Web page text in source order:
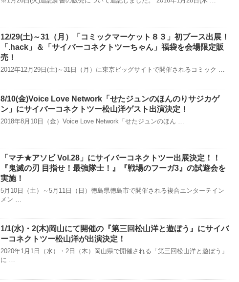
12/29(土)～31（月）「コミックマーケット８３」初ブース出展！
「.hack」＆「サイバーコネクトツーちゃん」福袋を会場限定販
売！
2012年12月29日(土)～31日（月）に東京ビッグサイトで開催されるコミック …
8/10(金)Voice Love Network「せたジュンのほんのりサジカゲ
ン」にサイバーコネクトツー松山洋ゲスト出演決定！
2018年8月10日（金）Voice Love Network「せたジュンのほん …
「マチ★アソビ Vol.28」にサイバーコネクトツー出展決定！！
『鬼滅の刃 目指せ！最強隊士！』『戦場のフーガ3』の試遊会を
実施！
5月10日（土）～5月11日（日）徳島県徳島市で開催される複合エンターテイン
メン …
1/1(水)・2(木)岡山にて開催の『第三回松山洋と遊ぼう』にサイバ
ーコネクトツー松山洋が出演決定！
2020年1月1日（水）・2日（木）岡山県で開催される「第三回松山洋と遊ぼう」
に …